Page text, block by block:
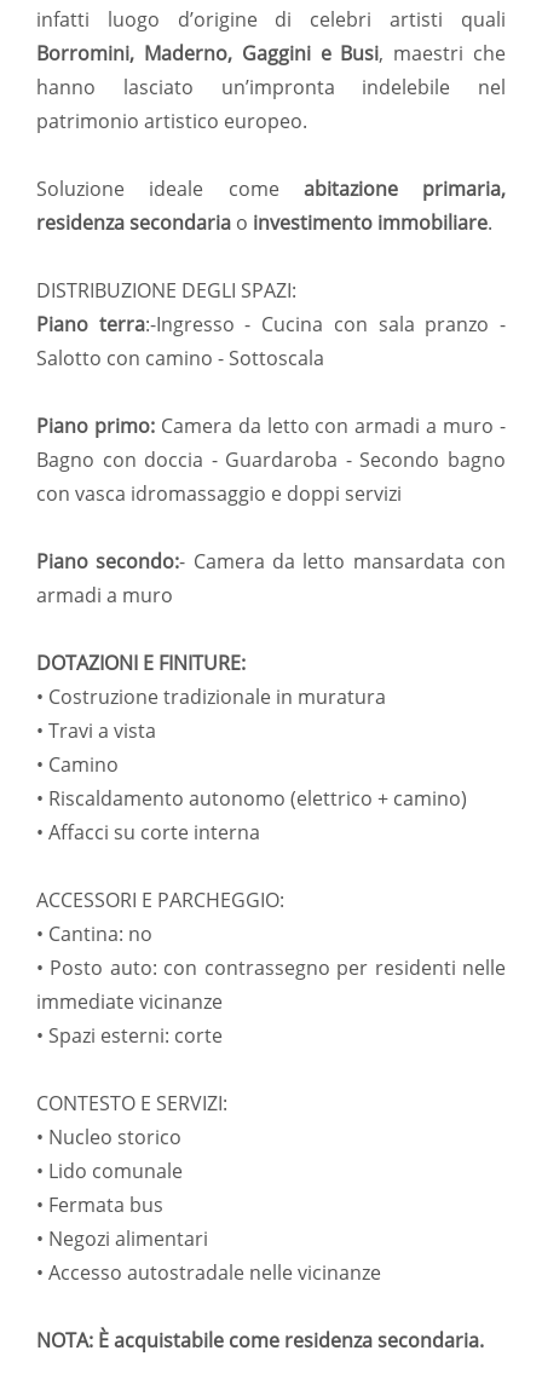
infatti luogo d’origine di celebri artisti quali
Borromini, Maderno, Gaggini e Busi, maestri che
hanno lasciato un’impronta indelebile nel
patrimonio artistico europeo.
Soluzione ideale come abitazione primaria,
residenza secondaria o investimento immobiliare.
DISTRIBUZIONE DEGLI SPAZI:
Piano terra:-Ingresso - Cucina con sala pranzo -
Salotto con camino - Sottoscala
Piano primo:Camera da letto con armadi a muro -
Bagno con doccia - Guardaroba - Secondo bagno
con vasca idromassaggio e doppi servizi
Piano secondo:- Camera da letto mansardata con
armadi a muro
DOTAZIONI E FINITURE:
• Costruzione tradizionale in muratura
• Travi a vista
• Camino
• Riscaldamento autonomo (elettrico + camino)
• Affacci su corte interna
ACCESSORI E PARCHEGGIO:
• Cantina: no
• Posto auto: con contrassegno per residenti nelle
immediate vicinanze
• Spazi esterni: corte
CONTESTO E SERVIZI:
• Nucleo storico
• Lido comunale
• Fermata bus
• Negozi alimentari
• Accesso autostradale nelle vicinanze
NOTA: È acquistabile come residenza secondaria.